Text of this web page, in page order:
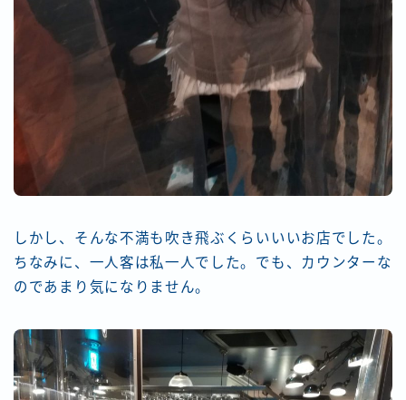
しかし、そんな不満も吹き飛ぶくらいいいお店でした。
ちなみに、一人客は私一人でした。でも、カウンターな
のであまり気になりません。